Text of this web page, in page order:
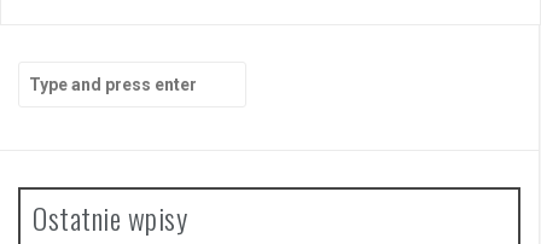
Search
for:
Ostatnie wpisy